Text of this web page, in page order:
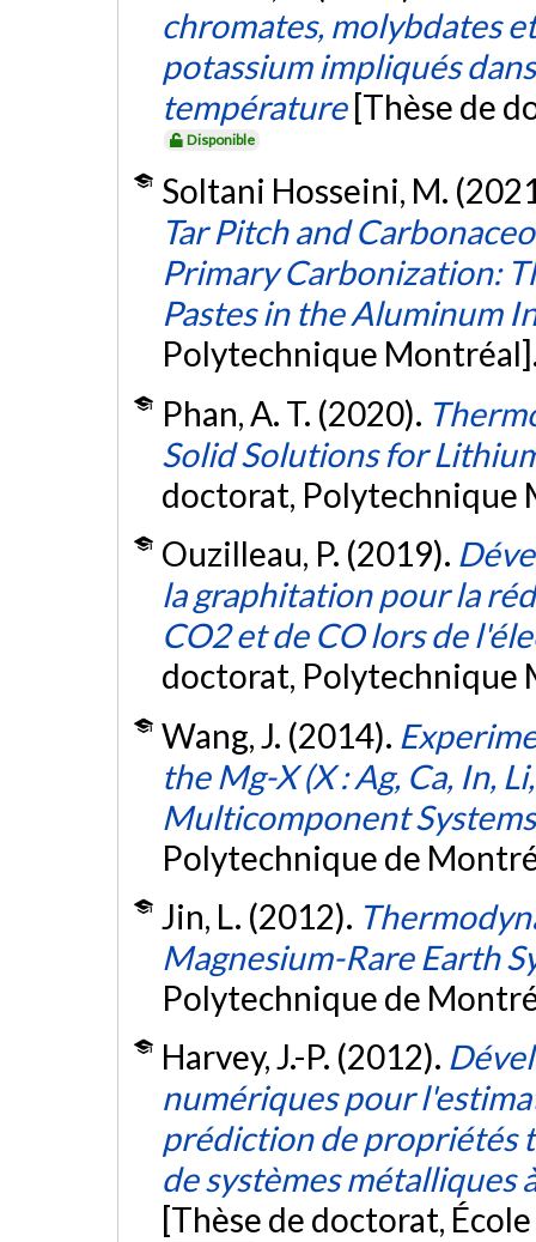
chromates, molybdates
potassium impliqués
température [Thèse de
Disponible
Soltani Hosseini, M.
Tar Pitch and
Primary Carbonization:
Pastes in the Aluminum
Polytechnique
Phan, A. T. (2020).
Solid Solutions for
doctorat, Polytechnique
Ouzilleau, P. (2019).
la graphitation pour la
CO2 et de CO lors de
doctorat, Polytechnique
Wang, J. (2014).
the Mg-X (X : Ag, Ca, In,
Multicomponent Systems
Polytechnique de
Jin, L. (2012).
Magnesium-Rare Earth
Polytechnique de
Harvey, J.-P. (2012).
numériques pour
prédiction de propriétés
de systèmes
[Thèse de doctorat,